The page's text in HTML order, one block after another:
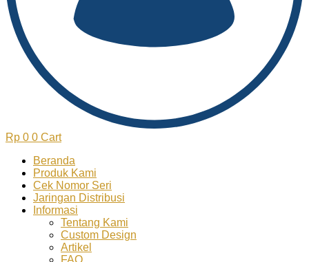
Rp 0 0 Cart
Beranda
Produk Kami
Cek Nomor Seri
Jaringan Distribusi
Informasi
Tentang Kami
Custom Design
Artikel
FAQ